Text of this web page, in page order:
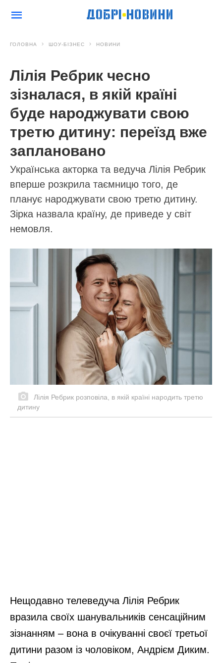
ГОЛОВНА ШОУ-БІЗНЕС НОВИНИ
Лілія Ребрик чесно
зізналася, в якій країні
буде народжувати свою
третю дитину: переїзд вже
заплановано
Українська акторка та ведуча Лілія Ребрик
вперше розкрила таємницю того, де
планує народжувати свою третю дитину.
Зірка назвала країну, де приведе у світ
немовля.
Лілія Ребрик розповіла, в якій країні народить третю
дитину
Нещодавно телеведуча Лілія Ребрик
вразила своїх шанувальників сенсаційним
зізнанням – вона в очікуванні своєї третьої
дитини разом із чоловіком, Андрієм Диким.